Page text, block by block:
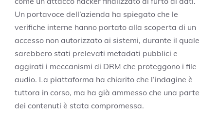
Un portavoce dell’azienda ha spiegato che le
verifiche interne hanno portato alla scoperta di un
accesso non autorizzato ai sistemi, durante il quale
sarebbero stati prelevati metadati pubblici e
aggirati i meccanismi di DRM che proteggono i file
audio. La piattaforma ha chiarito che l’indagine è
tuttora in corso, ma ha già ammesso che una parte
dei contenuti è stata compromessa.